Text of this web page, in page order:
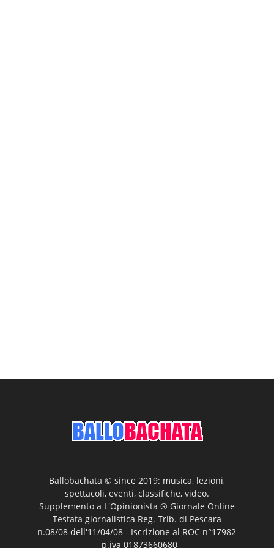
Ballobachata © since 2019: musica, lezioni,
spettacoli, eventi, classifiche, video.
Supplemento a L'Opinionista ® Giornale Online
Testata giornalistica Reg. Trib. di Pescara
n.08/08 dell'11/04/08 - Iscrizione al ROC n°17982
- p.iva 01873660680